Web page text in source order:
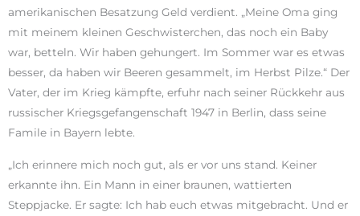
amerikanischen Besatzung Geld verdient. „Meine Oma ging
mit meinem kleinen Geschwisterchen, das noch ein Baby
war, betteln. Wir haben gehungert. Im Sommer war es etwas
besser, da haben wir Beeren gesammelt, im Herbst Pilze.“ Der
Vater, der im Krieg kämpfte, erfuhr nach seiner Rückkehr aus
russischer Kriegsgefangenschaft 1947 in Berlin, dass seine
Famile in Bayern lebte.
„Ich erinnere mich noch gut, als er vor uns stand. Keiner
erkannte ihn. Ein Mann in einer braunen, wattierten
Steppjacke. Er sagte: Ich hab euch etwas mitgebracht. Und er